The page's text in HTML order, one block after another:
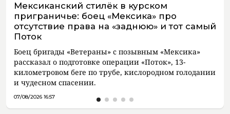
Мексиканский стилёк в курском
приграничье: боец «Мексика» про
отсутствие права на «заднюю» и тот самый
Поток
Боец бригады «Ветераны» с позывным «Мексика»
рассказал о подготовке операции «Поток», 13-
километровом беге по трубе, кислородном голодании
и чудесном спасении.
07/08/2026 16:57